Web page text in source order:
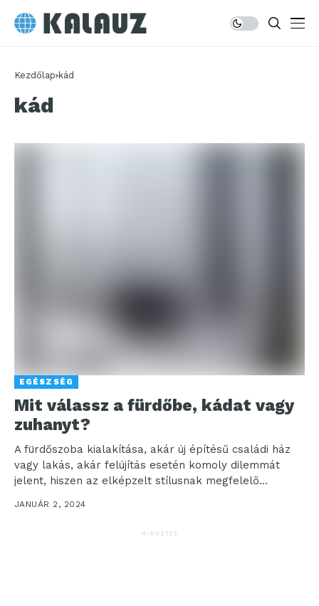
Kezdőlap kád
kád
EGÉSZSÉG
Mit válassz a fürdőbe, kádat vagy
zuhanyt?
A fürdőszoba kialakítása, akár új építésű családi ház
vagy lakás, akár felújítás esetén komoly dilemmát
jelent, hiszen az elképzelt stílusnak megfelelő
burkolatok, szaniterek,...
JANUÁR 2, 2024
HIRDETÉS